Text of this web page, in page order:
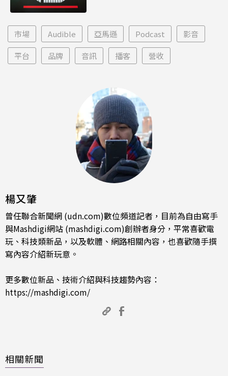
市場 Audible 亞馬遜 Podcast 影音
平台 品牌 音訊 播客 營收
楊又肇
曾任聯合新聞網 (udn.com)數位頻道記者，目前為自由寫手
與Mashdigi網站 (mashdigi.com)創辦者身分，平常喜歡電
玩、科技類新品，以及軟體、網路相關內容，也喜歡隨手撰
寫內容介紹新玩意。
更多數位新品、技術介紹與科技趨勢內容：
https://mashdigi.com/
相關新聞